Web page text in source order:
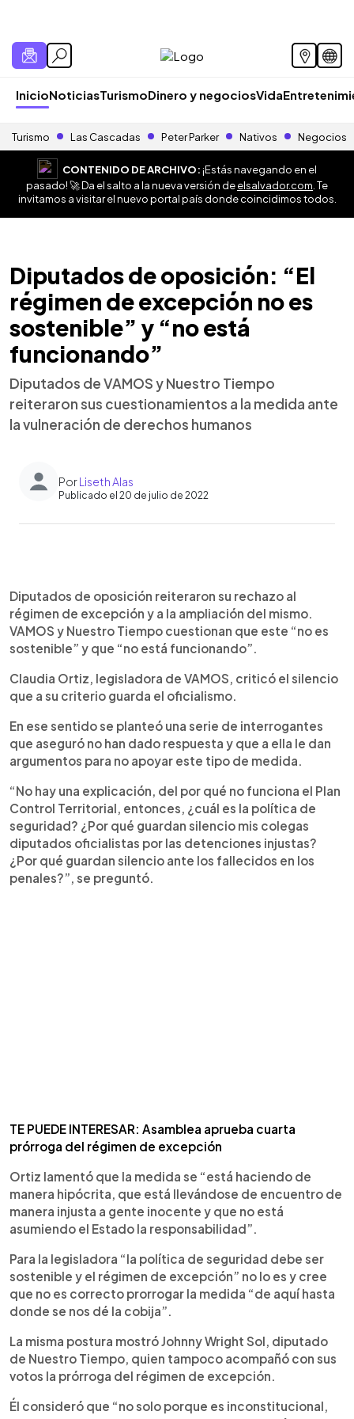
InicioNoticiasTurismoDinero y negociosVida
Turismo Las Cascadas Peter Parker Nativos Negocios
CONTENIDO DE ARCHIVO:¡Estás navegando en el
pasado! 🚀 Da el salto a la nueva versión deelsalvador.com . Te
invitamos a visitar el nuevo portal país donde coincidimos todos.
Diputados de oposición: “El
régimen de excepción no es
sostenible” y “no está
funcionando”
Diputados de VAMOS y Nuestro Tiempo
reiteraron sus cuestionamientos a la medida ante
la vulneración de derechos humanos
PorLiseth Alas
Publicado el 20 de julio de 2022
► Escuchar artículo
Diputados de oposición reiteraron su rechazo al
régimen de excepción y a la ampliación del mismo.
VAMOS y Nuestro Tiempo cuestionan que este “no es
sostenible” y que “no está funcionando”.
Claudia Ortiz, legisladora de VAMOS, criticó el silencio
que a su criterio guarda el oficialismo.
En ese sentido se planteó una serie de interrogantes
que aseguró no han dado respuesta y que a ella le dan
argumentos para no apoyar este tipo de medida.
“No hay una explicación, del por qué no funciona el Plan
Control Territorial, entonces, ¿cuál es la política de
seguridad? ¿Por qué guardan silencio mis colegas
diputados oficialistas por las detenciones injustas?
¿Por qué guardan silencio ante los fallecidos en los
penales?”, se preguntó.
TE PUEDE INTERESAR: Asamblea aprueba cuarta
prórroga del régimen de excepción
Ortiz lamentó que la medida se “está haciendo de
manera hipócrita, que está llevándose de encuentro de
manera injusta a gente inocente y que no está
asumiendo el Estado la responsabilidad”.
Para la legisladora “la política de seguridad debe ser
sostenible y el régimen de excepción” no lo es y cree
que no es correcto prorrogar la medida “de aquí hasta
donde se nos dé la cobija”.
La misma postura mostró Johnny Wright Sol, diputado
de Nuestro Tiempo, quien tampoco acompañó con sus
votos la prórroga del régimen de excepción.
Él consideró que “no solo porque es inconstitucional,